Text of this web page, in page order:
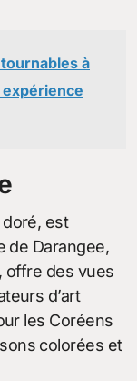
à
doré, est
de Darangee,
offre des vues
d’art
les Coréens
colorées et